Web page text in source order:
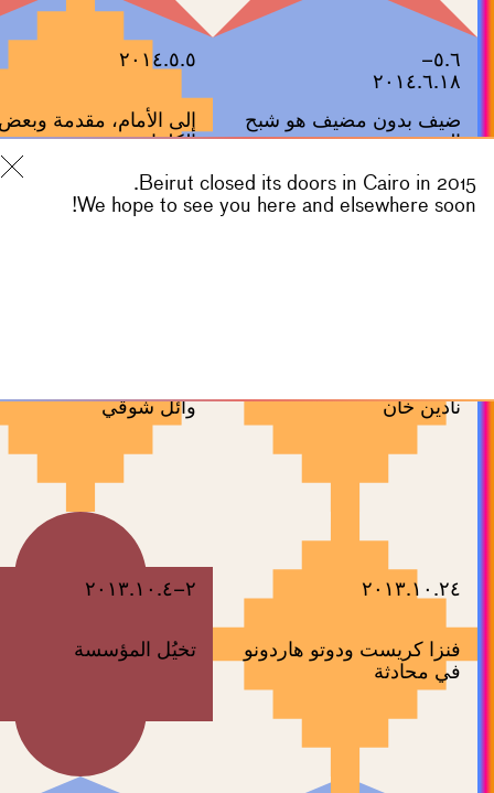
Beirut closed its doors in Cairo in 2015.
We hope to see you here and elsewhere soon!
٥.٦–
٢٠١٤.٦.١٨
ضيف بدون مضيف هو شبح
المعرض
٢٠١٤.٥.٥
إلى الأمام، مقدمة
الكلمات
نادين خان
وائل شوقي
٢٠١٣.١٠.٢٤
فنزا كريست ودوتو هاردونو
في محادثة
٢–٢٠١٣.١٠.٤
تخيُل المؤسسة